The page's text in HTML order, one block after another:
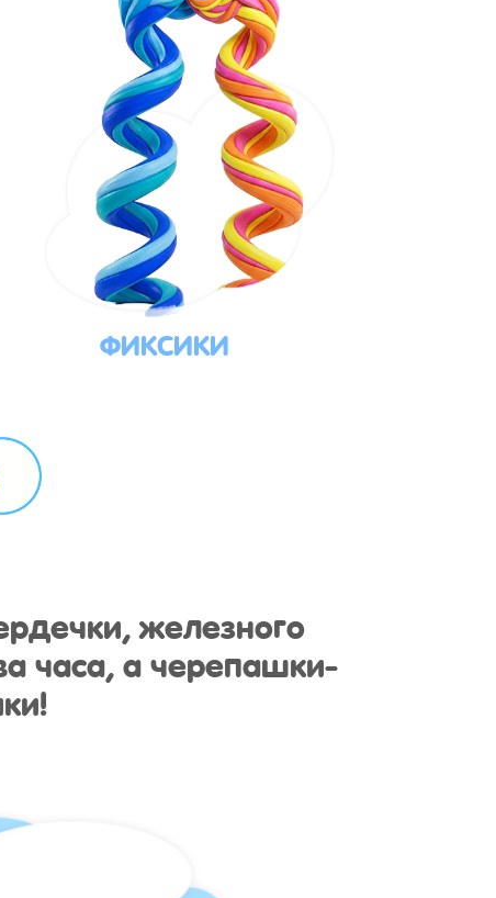
ФИКСИКИ
железного
часа, а черепашки-